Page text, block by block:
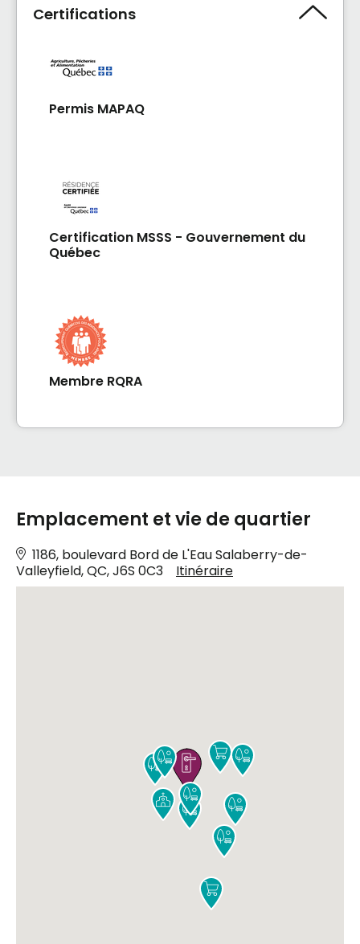
Certifications
Permis MAPAQ
Certification MSSS - Gouvernement du
Québec
Membre RQRA
Emplacement et vie de quartier
1186, boulevard Bord de L'Eau Salaberry-de-
Valleyfield, QC, J6S 0C3
Itinéraire










